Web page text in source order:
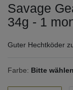
Savage
34g - 1
Guter Hechtköder
Farbe: Bitte wählen